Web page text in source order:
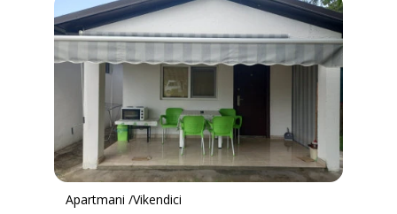
Apartmani /Vikendici